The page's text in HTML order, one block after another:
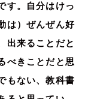
す。自分はけっ
は）ぜんぜん好
出来ることだと
べきことだと思
もない、教科書